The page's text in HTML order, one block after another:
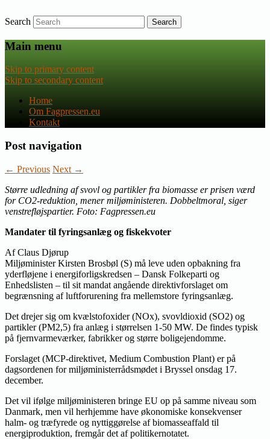
Fagpressen.eu
Nyheder om dansk EU-politik
Search
Main menu
Skip to primary content
Skip to secondary content
Home
Om Fagpressen.eu
Kontakt
Post navigation
← Previous Next →
Større udledning af svovl og partikler fra biomasse er prisen værd
for CO2-reduktion, mener miljøministeren. Dobbeltmoral, siger
venstrefløjspartier. Foto: Fagpressen.eu
Mandater til fyringsanlæg og fiskekvoter
Af Claus Djørup
Miljøminister Kirsten Brosbøl (S) må leve uden opbakning fra
yderfløjene i energiforligskredsen – Dansk Folkeparti og
Enhedslisten – til sit mandat angående direktivforslaget om
begrænsning af luftforurening fra mellemstore fyringsanlæg.
Det drejer sig om kvælstofoxider (NOx), svovldioxid (SO2) og
partikler (PM2,5) fra anlæg i størrelsen 1-50 MW. De findes typisk
på fjernvarmeværker, fabrikker og større boligejendomme.
Forslaget (MCP-direktivet, Medium Combustion Plant) er på
dagsordenen for miljøministerrådsmødet i Bryssel onsdag 17.
december.
Det vil ifølge miljøministeren bringe EU op på samme niveau som
Danmark, men vil herhjemme have økonomiske konsekvenser
halm- og træfyrede og nyttiggørelse af biomasseaffald til
energiproduktion, fremgår det af politikernotatet.